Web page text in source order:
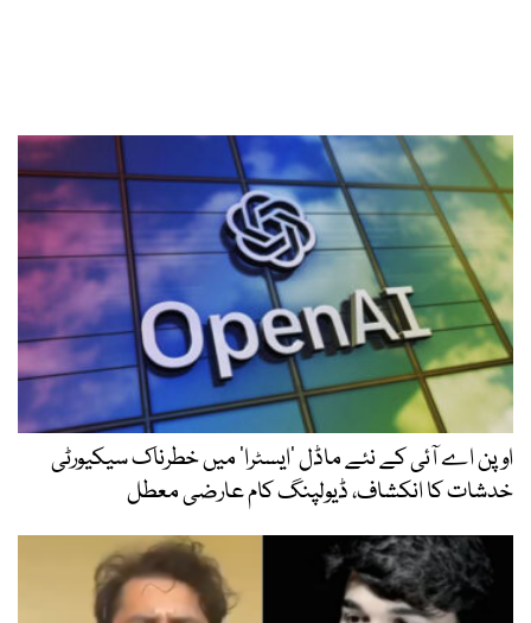
اوپن اے آئی کے نئے ماڈل ’ایسٹرا‘ میں خطرناک سیکیورٹی
خدشات کا انکشاف، ڈیولپنگ کام عارضی معطل